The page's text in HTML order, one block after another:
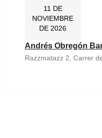
11 DE
NOVIEMBRE
DE 2026
Andrés Obregón
Razzmatazz 2, Carrer